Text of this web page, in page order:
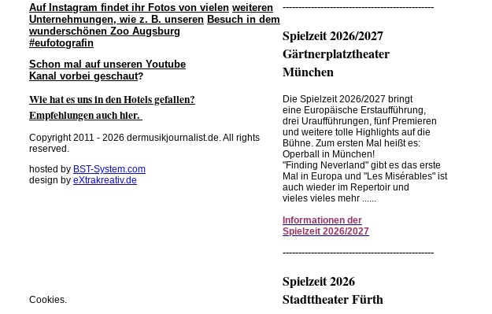
Auf Instagram findet ihr Fotos von vielen weiteren
Unternehmungen, wie z. B. unseren Besuch in dem
wunderschönen Zoo Augsburg
#eufotografin
Schon mal auf unseren Youtube
Kanal vorbei geschaut?
Wie hat es uns in den Hotels gefallen?
Empfehlungen auch hier.
------------------------------------------------
Spielzeit 2026/2027
Gärtnerplatztheater
München
Die Spielzeit 2026/2027 bringt
eine Europäische Erstaufführung,
drei Uraufführungen, fünf Premieren
und weitere tolle Highlights auf die
Bühne. Zum ersten Mal heißt es:
Operball in München!
"Finding Neverland" gibt es das erste
Mal in Europa und "Les Misérables" ist
auch wieder im Repertoir und
vieles vieles mehr ......
Informationen der
Spielzeit 2026/2027
------------------------------------------------
Spielzeit 2026
Stadttheater Fürth
Copyright 2011 - 2026 dermusikjournalist.de. All rights
reserved.
hosted by BST-System.com
design by eXtrakreativ.de
Cookies.